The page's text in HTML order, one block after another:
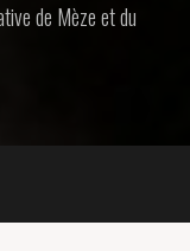
de Mèze et du